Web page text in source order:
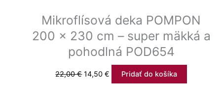
Mikroflísová deka POMPON
200 x 230 cm – super mäkká a
pohodlná POD654
22,00€ 14,50€ Pridať do košíka